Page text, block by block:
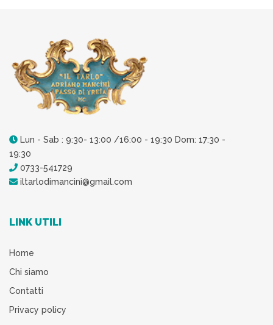
Lun - Sab : 9:30- 13:00 /16:00 - 19:30 Dom: 17:30 -
19:30
0733-541729
iltarlodimancini@gmail.com
LINK UTILI
Home
Chi siamo
Contatti
Privacy policy